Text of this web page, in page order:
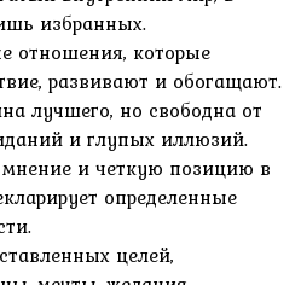
избранных.
отношения, которые
развивают и обогащают.
лучшего, но свободна от
и глупых иллюзий.
мнение и четкую позицию в
определенные
целей,